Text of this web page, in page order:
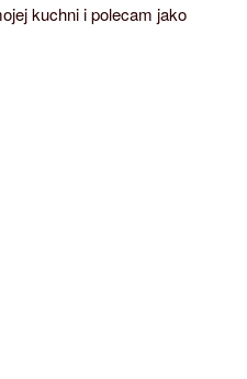
kuchni i polecam jako